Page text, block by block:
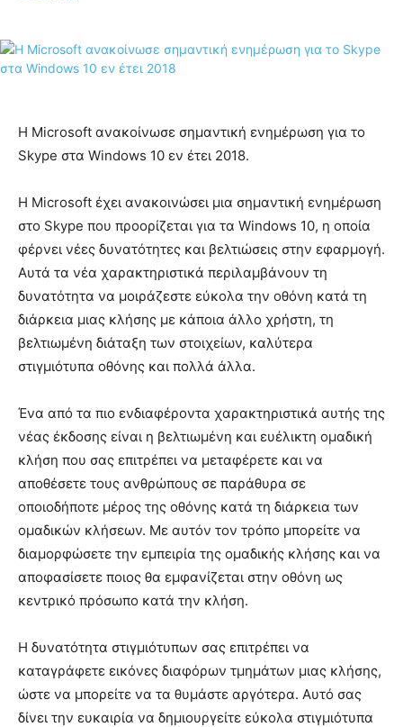
Η Microsoft ανακοίνωσε σημαντική ενημέρωση για το
Skype στα Windows 10 εν έτει 2018.
Η Microsoft έχει ανακοινώσει μια σημαντική ενημέρωση
στο Skype που προορίζεται για τα Windows 10, η οποία
φέρνει νέες δυνατότητες και βελτιώσεις στην εφαρμογή.
Αυτά τα νέα χαρακτηριστικά περιλαμβάνουν τη
δυνατότητα να μοιράζεστε εύκολα την οθόνη κατά τη
διάρκεια μιας κλήσης με κάποια άλλο χρήστη, τη
βελτιωμένη διάταξη των στοιχείων, καλύτερα
στιγμιότυπα οθόνης και πολλά άλλα.
Ένα από τα πιο ενδιαφέροντα χαρακτηριστικά αυτής της
νέας έκδοσης είναι η βελτιωμένη και ευέλικτη ομαδική
κλήση που σας επιτρέπει να μεταφέρετε και να
αποθέσετε τους ανθρώπους σε παράθυρα σε
οποιοδήποτε μέρος της οθόνης κατά τη διάρκεια των
ομαδικών κλήσεων. Με αυτόν τον τρόπο μπορείτε να
διαμορφώσετε την εμπειρία της ομαδικής κλήσης και να
αποφασίσετε ποιος θα εμφανίζεται στην οθόνη ως
κεντρικό πρόσωπο κατά την κλήση.
Η δυνατότητα στιγμιότυπων σας επιτρέπει να
καταγράφετε εικόνες διαφόρων τμημάτων μιας κλήσης,
ώστε να μπορείτε να τα θυμάστε αργότερα. Αυτό σας
δίνει την ευκαιρία να δημιουργείτε εύκολα στιγμιότυπα